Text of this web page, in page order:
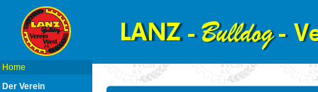
Home
Der Verein